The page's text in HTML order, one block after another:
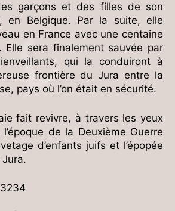
garçons et des filles de son
en Belgique. Par la suite, elle
en France avec une centaine
Elle sera finalement sauvée par
qui la conduiront à
frontière du Jura entre la
pays où l’on était en sécurité.
fait revivre, à travers les yeux
l’époque de la Deuxième Guerre
d’enfants juifs et l’épopée